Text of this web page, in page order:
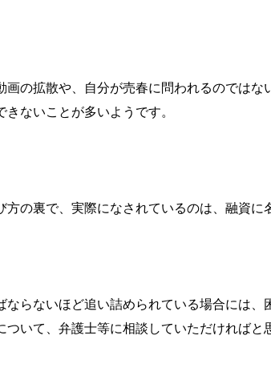
の拡散や、自分が売春に問われるのでは
ないことが多いようです。
方の裏で、実際になされているのは、融資に
ならないほど追い詰められている場合には
いて、弁護士等に相談していただければと